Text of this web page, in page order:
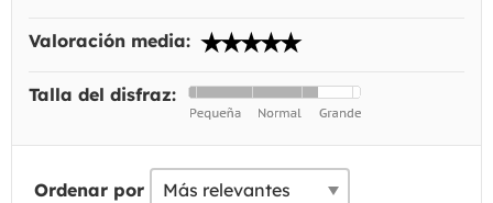
Valoración media:
Talla del disfraz:
Ordenar por